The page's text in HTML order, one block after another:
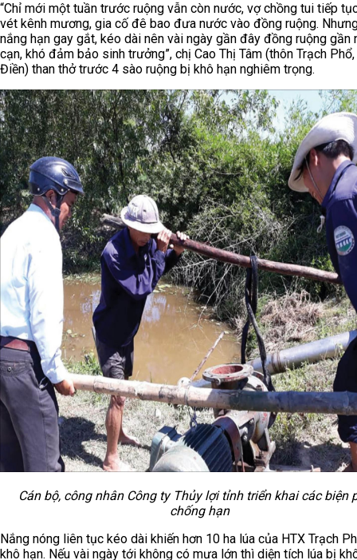
“Chỉ mới một tuần trước ruộng vẫn còn nước, vợ chồng tui tiếp
vét kênh mương, gia cố đê bao đưa nước vào đồng ruộng.
nắng hạn gay gắt, kéo dài nên vài ngày gần đây đồng ruộng gần
cạn, khó đảm bảo sinh trưởng”, chị Cao Thị Tâm (thôn Trạch
Điền) than thở trước 4 sào ruộng bị khô hạn nghiêm trọng.
Cán bộ, công nhân Công ty Thủy lợi tỉnh triển khai các biện
chống hạn
Nắng nóng liên tục kéo dài khiến hơn 10 ha lúa của HTX Trạch
khô hạn. Nếu vài ngày tới không có mưa lớn thì diện tích lúa bị